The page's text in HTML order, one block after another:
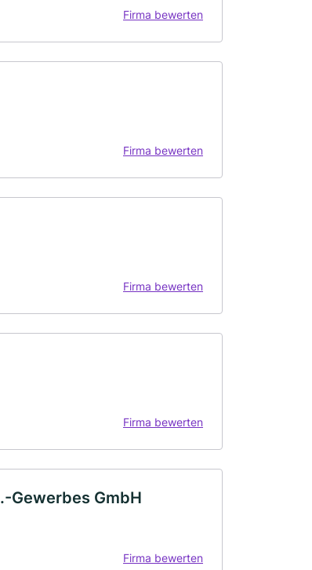
Firma bewerten
Firma bewerten
Firma bewerten
Firma bewerten
Gewerbes GmbH
Firma bewerten